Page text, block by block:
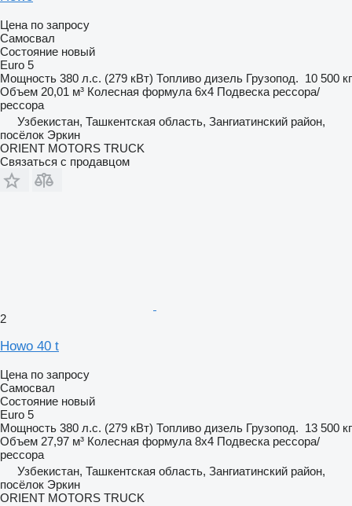
Цена по запросу
Самосвал
Состояние новый
Euro 5
Мощность 380 л.с. (279 кВт) Топливо дизель Грузопод. 10 500 кг
Объем 20,01 м³ Колесная формула 6x4 Подвеска рессора/
рессора
Узбекистан, Ташкентская область, Зангиатинский район,
посёлок Эркин
ORIENT MOTORS TRUCK
Связаться с продавцом
2
Howo 40 t
Цена по запросу
Самосвал
Состояние новый
Euro 5
Мощность 380 л.с. (279 кВт) Топливо дизель Грузопод. 13 500 кг
Объем 27,97 м³ Колесная формула 8x4 Подвеска рессора/
рессора
Узбекистан, Ташкентская область, Зангиатинский район,
посёлок Эркин
ORIENT MOTORS TRUCK